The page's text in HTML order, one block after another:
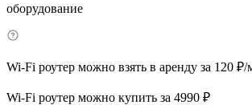
оборудование
Wi-Fi роутер можно взять в аренду за 120 ₽/
Wi-Fi роутер можно купить за 4990 ₽